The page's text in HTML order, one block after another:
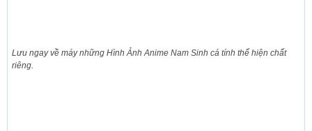
Lưu ngay về máy những Hình Ảnh Anime Nam Sinh cá tính thể hiện chất
riêng.